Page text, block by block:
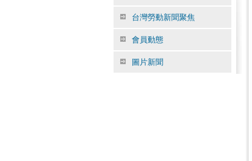
台灣勞動新聞聚焦
會員動態
圖片新聞